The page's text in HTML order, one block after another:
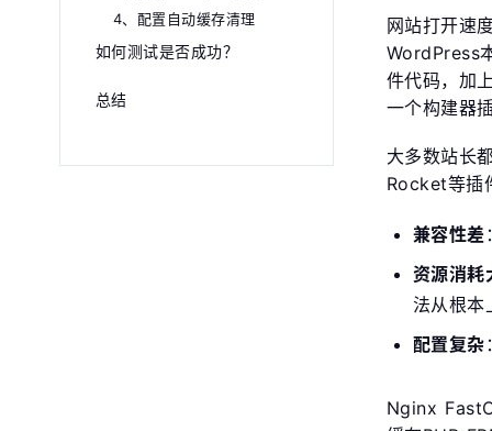
4、配置自动缓存清理
如何测试是否成功？
总结
网站打开速
WordPress
件代码，加
一个构建器
大多数站长
Rocket等插
兼容性差
资源消耗
法从根本
配置复杂
Nginx